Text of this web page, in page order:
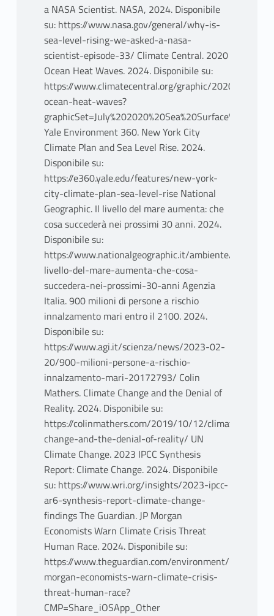
a NASA Scientist. NASA, 2024. Disponibile
su: https://www.nasa.gov/general/why-is-
sea-level-rising-we-asked-a-nasa-
scientist-episode-33/ Climate Central. 2020
Ocean Heat Waves. 2024. Disponibile su:
https://www.climatecentral.org/graphic/2020-
ocean-heat-waves?
Yale Environment 360. New York City
Climate Plan and Sea Level Rise. 2024.
Disponibile su:
https://e360.yale.edu/features/new-york-
city-climate-plan-sea-level-rise National
Geographic. Il livello del mare aumenta: che
cosa succederà nei prossimi 30 anni. 2024.
Disponibile su:
https://www.nationalgeographic.it/ambiente/il-
livello-del-mare-aumenta-che-cosa-
succedera-nei-prossimi-30-anni Agenzia
Italia. 900 milioni di persone a rischio
innalzamento mari entro il 2100. 2024.
Disponibile su:
https://www.agi.it/scienza/news/2023-02-
20/900-milioni-persone-a-rischio-
innalzamento-mari-20172793/ Colin
Mathers. Climate Change and the Denial of
Reality. 2024. Disponibile su:
https://colinmathers.com/2019/10/12/climate-
change-and-the-denial-of-reality/ UN
Climate Change. 2023 IPCC Synthesis
Report: Climate Change. 2024. Disponibile
su: https://www.wri.org/insights/2023-ipcc-
ar6-synthesis-report-climate-change-
findings The Guardian. JP Morgan
Economists Warn Climate Crisis Threat
Human Race. 2024. Disponibile su:
https://www.theguardian.com/environment/2020/
morgan-economists-warn-climate-crisis-
threat-human-race?
CMP=Share_iOSApp_Other